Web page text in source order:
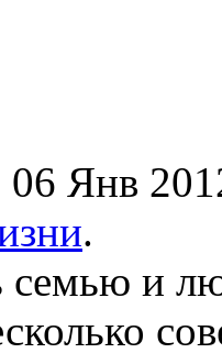
06 Янв
.
семью и